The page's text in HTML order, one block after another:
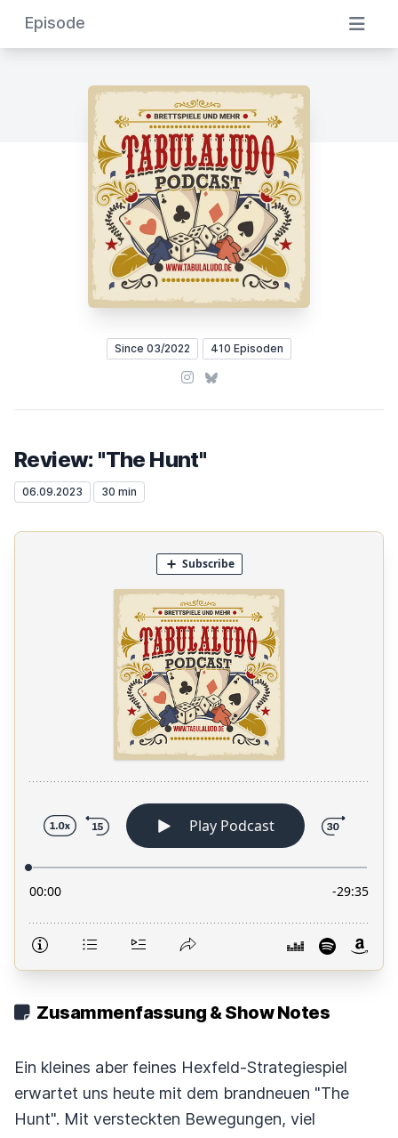
Episode
Since 03/2022 410 Episoden
Instagram
Bluesky
Review: "The Hunt"
06.09.2023 30 min
Zusammenfassung & Show Notes
Ein kleines aber feines Hexfeld-Strategiespiel
erwartet uns heute mit dem brandneuen "The
Hunt". Mit versteckten Bewegungen, viel